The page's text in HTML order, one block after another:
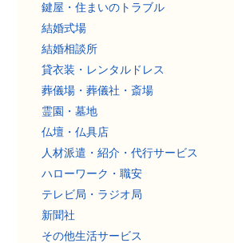
鍵屋・住まいのトラブル
結婚式場
結婚相談所
貸衣装・レンタルドレス
葬儀場・葬儀社・斎場
霊園・墓地
仏壇・仏具店
人材派遣・紹介・代行サービス
ハローワーク・職安
テレビ局・ラジオ局
新聞社
その他生活サービス